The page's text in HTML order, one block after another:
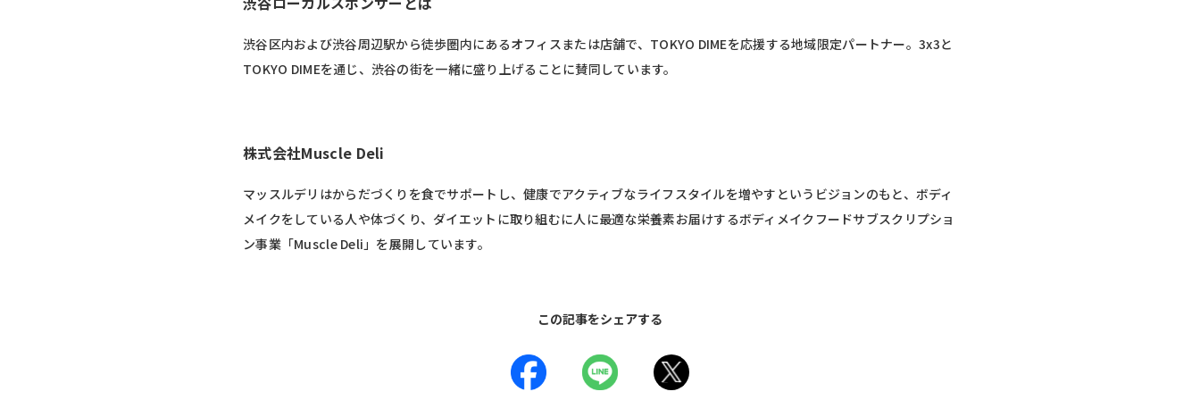
渋谷区内および渋谷周辺駅から徒歩圏内にあるオフィスまたは店舗で、TOKYO DIMEを応援する地域限定パートナー。3x3と
TOKYO DIMEを通じ、渋谷の街を一緒に盛り上げることに賛同しています。
株式会社Muscle Deli
マッスルデリはからだづくりを食でサポートし、健康でアクティブなライフスタイルを増やすというビジョンのもと、ボディ
メイクをしている人や体づくり、ダイエットに取り組むに人に最適な栄養素お届けするボディメイクフードサブスクリプショ
ン事業「Muscle Deli」を展開しています。
この記事をシェアする